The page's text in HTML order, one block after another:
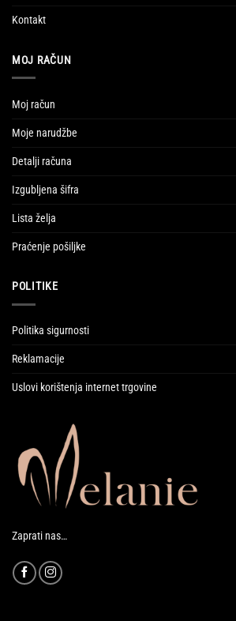
Kontakt
MOJ RAČUN
Moj račun
Moje narudžbe
Detalji računa
Izgubljena šifra
Lista želja
Praćenje pošiljke
POLITIKE
Politika sigurnosti
Reklamacije
Uslovi korištenja internet trgovine
Zaprati nas…